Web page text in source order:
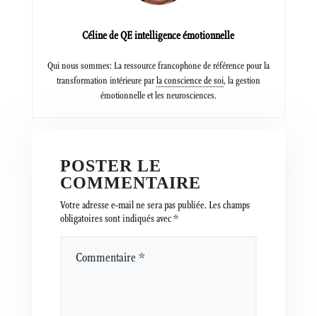
Céline de QE intelligence émotionnelle
Qui nous sommes: La ressource francophone de référence pour la
transformation intérieure parla conscience de soi, la gestion
émotionnelle et les neurosciences.
POSTER LE
COMMENTAIRE
Votre adresse e-mail ne sera pas publiée.Les champs
obligatoires sont indiqués avec*